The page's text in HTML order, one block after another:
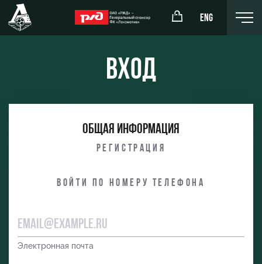
ENG
Организация мероприятий
Аренда площадей
Вход
Общая информация
Регистрация
Войти по номеру телефона
Электронная почта